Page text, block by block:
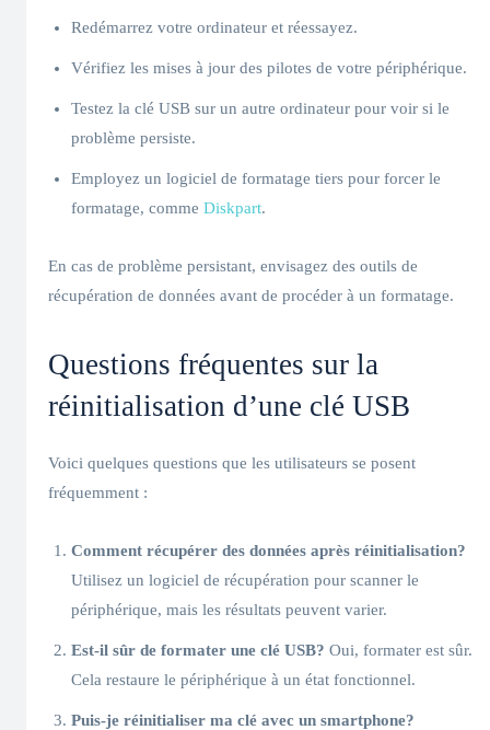
Redémarrez votre ordinateur et réessayez.
Vérifiez les mises à jour des pilotes de votre périphérique.
Testez la clé USB sur un autre ordinateur pour voir si le
problème persiste.
Employez un logiciel de formatage tiers pour forcer le
formatage, comme Diskpart.
En cas de problème persistant, envisagez des outils de
récupération de données avant de procéder à un formatage.
Questions fréquentes sur la
réinitialisation d’une clé USB
Voici quelques questions que les utilisateurs se posent
fréquemment :
Comment récupérer des données après réinitialisation?
Utilisez un logiciel de récupération pour scanner le
périphérique, mais les résultats peuvent varier.
Est-il sûr de formater une clé USB? Oui, formater est sûr.
Cela restaure le périphérique à un état fonctionnel.
Puis-je réinitialiser ma clé avec un smartphone?